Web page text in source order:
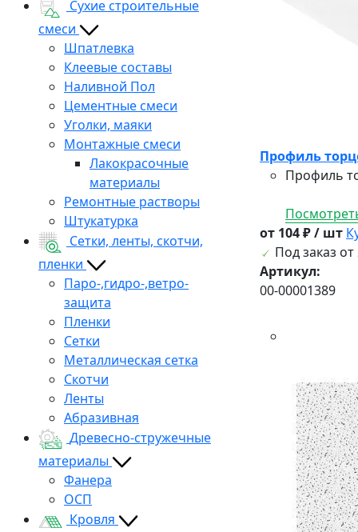
Сухие строительные
смеси
Шпатлевка
Клеевые составы
Наливной Пол
Цементные смеси
Уголки, маяки
Монтажные смеси
Лакокрасочные
материалы
Ремонтные растворы
Штукатурка
Сетки, ленты, скотчи,
пленки
Паро-,гидро-,ветро-
защита
Пленки
Сетки
Металлическая сетка
Скотчи
Ленты
Абразивная
Древесно-стружечные
материалы
Фанера
ОСП
Кровля
Профиль
Профиль
от 104 ₽ / шт
Под заказ от
Артикул:
00-00001389